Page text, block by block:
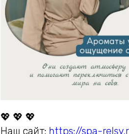
💖 💖 💖
Наш сайт: https://spa-